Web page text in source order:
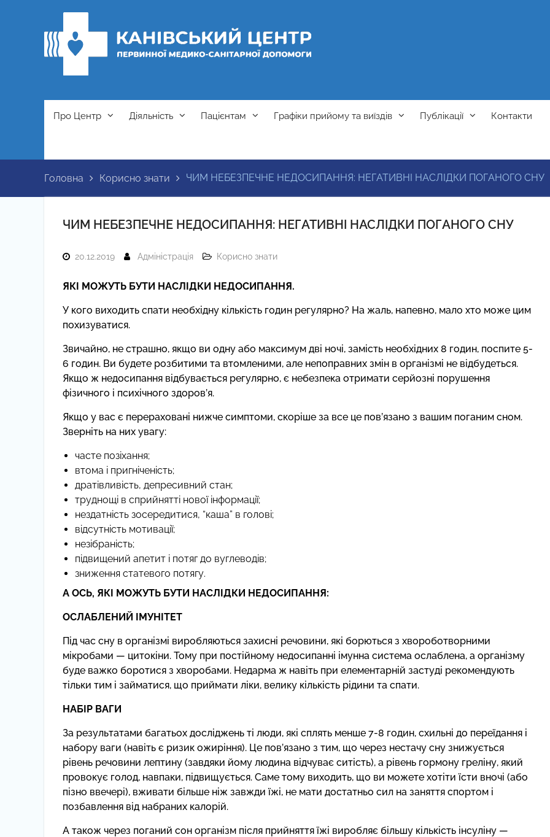
Про Центр Діяльність Пацієнтам Графіки прийому та виїздів Публікації Контакти
Головна Корисно знати ЧИМ НЕБЕЗПЕЧНЕ НЕДОСИПАННЯ: НЕГАТИВНІ НАСЛІДКИ ПОГАНОГО СНУ
ЧИМ НЕБЕЗПЕЧНЕ НЕДОСИПАННЯ: НЕГАТИВНІ НАСЛІДКИ ПОГАНОГО СНУ
20.12.2019 Адміністрація Корисно знати
ЯКІ МОЖУТЬ БУТИ НАСЛІДКИ НЕДОСИПАННЯ.
У кого виходить спати необхідну кількість годин регулярно? На жаль, напевно, мало хто може цим
похизуватися.
Звичайно, не страшно, якщо ви одну або максимум дві ночі, замість необхідних 8 годин, поспите 5-
6 годин. Ви будете розбитими та втомленими, але непоправних змін в організмі не відбудеться.
Якщо ж недосипання відбувається регулярно, є небезпека отримати серйозні порушення
фізичного і психічного здоров’я.
Якщо у вас є перераховані нижче симптоми, скоріше за все це пов’язано з вашим поганим сном.
Зверніть на них увагу:
часте позіхання;
втома і пригніченість;
дратівливість, депресивний стан;
труднощі в сприйнятті нової інформації;
нездатність зосередитися, “каша” в голові;
відсутність мотивації;
незібраність;
підвищений апетит і потяг до вуглеводів;
зниження статевого потягу.
А ОСЬ, ЯКІ МОЖУТЬ БУТИ НАСЛІДКИ НЕДОСИПАННЯ:
ОСЛАБЛЕНИЙ ІМУНІТЕТ
Під час сну в організмі виробляються захисні речовини, які борються з хвороботворними
мікробами — цитокіни. Тому при постійному недосипанні імунна система ослаблена, а організму
буде важко боротися з хворобами. Недарма ж навіть при елементарній застуді рекомендують
тільки тим і займатися, що приймати ліки, велику кількість рідини та спати.
НАБІР ВАГИ
За результатами багатьох досліджень ті люди, які сплять менше 7-8 годин, схильні до переїдання і
набору ваги (навіть є ризик ожиріння). Це пов’язано з тим, що через нестачу сну знижується
рівень речовини лептину (завдяки йому людина відчуває ситість), а рівень гормону греліну, який
провокує голод, навпаки, підвищується. Саме тому виходить, що ви можете хотіти їсти вночі (або
пізно ввечері), вживати більше ніж завжди їжі, не мати достатньо сил на заняття спортом і
позбавлення від набраних калорій.
А також через поганий сон організм після прийняття їжі виробляє більшу кількість інсуліну —